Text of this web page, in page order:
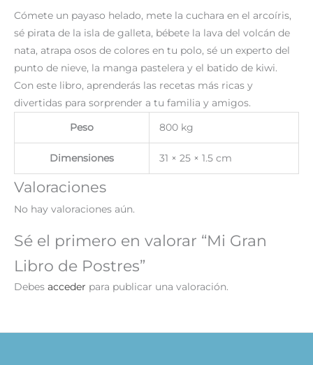
Cómete un payaso helado, mete la cuchara en el arcoíris,
sé pirata de la isla de galleta, bébete la lava del volcán de
nata, atrapa osos de colores en tu polo, sé un experto del
punto de nieve, la manga pastelera y el batido de kiwi.
Con este libro, aprenderás las recetas más ricas y
divertidas para sorprender a tu familia y amigos.
Peso 800 kg
Dimensiones 31 × 25 × 1.5 cm
Valoraciones
No hay valoraciones aún.
Sé el primero en valorar “Mi Gran
Libro de Postres”
Debes acceder para publicar una valoración.